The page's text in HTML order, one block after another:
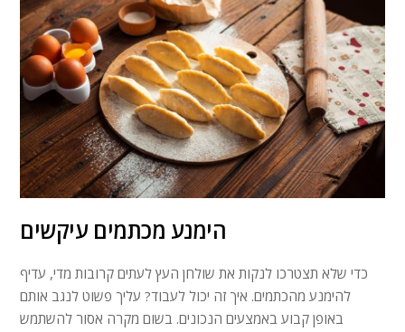
הימנע מכתמים עיקשים
כדי שלא תצטרכו לנקות את שולחן העץ לעתים קרובות מדי, עדיף
להימנע מהכתמים. איך זה יכול לעבוד? עליך פשוט לנגב אותם
באופן קבוע באמצעים הנכונים. בשום מקרה אסור להשתמש